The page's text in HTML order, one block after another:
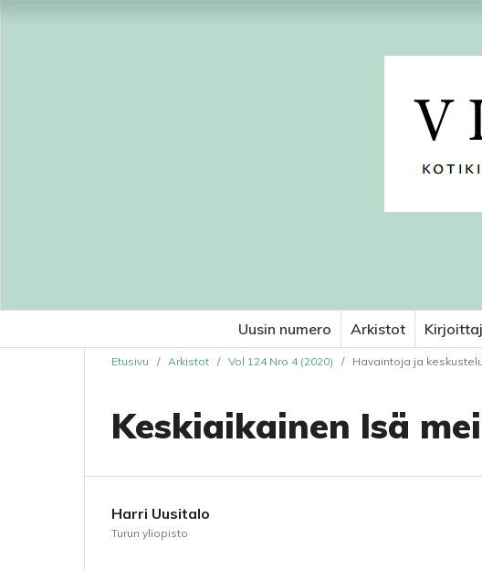
Uusin numero Arkistot
Etusivu / Arkistot / Vol 124 Nro 4 (2020) / Havaintoja ja
Keskiaikainen Isä
Harri Uusitalo
Turun yliopisto